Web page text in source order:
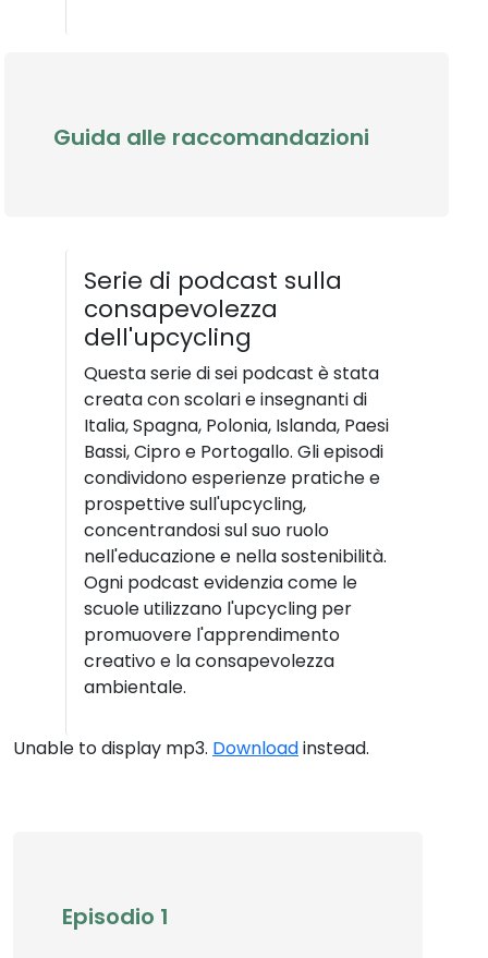
Guida alle raccomandazioni
Serie di podcast sulla
consapevolezza
dell'upcycling
Questa serie di sei podcast è stata
creata con scolari e insegnanti di
Italia, Spagna, Polonia, Islanda, Paesi
Bassi, Cipro e Portogallo. Gli episodi
condividono esperienze pratiche e
prospettive sull'upcycling,
concentrandosi sul suo ruolo
nell'educazione e nella sostenibilità.
Ogni podcast evidenzia come le
scuole utilizzano l'upcycling per
promuovere l'apprendimento
creativo e la consapevolezza
ambientale.
Unable to display mp3. Downloadinstead.
Episodio 1